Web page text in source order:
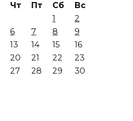
Чт Пт Сб
Вс
1
2
6 7 8
9
13 14 15
16
20 21 22
23
27 28 29
30